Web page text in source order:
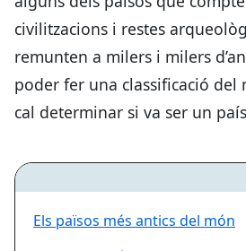
civilitzacions i restes
remunten a milers i milers
poder fer una classificació del
cal determinar si va ser un
Els països més antics del món